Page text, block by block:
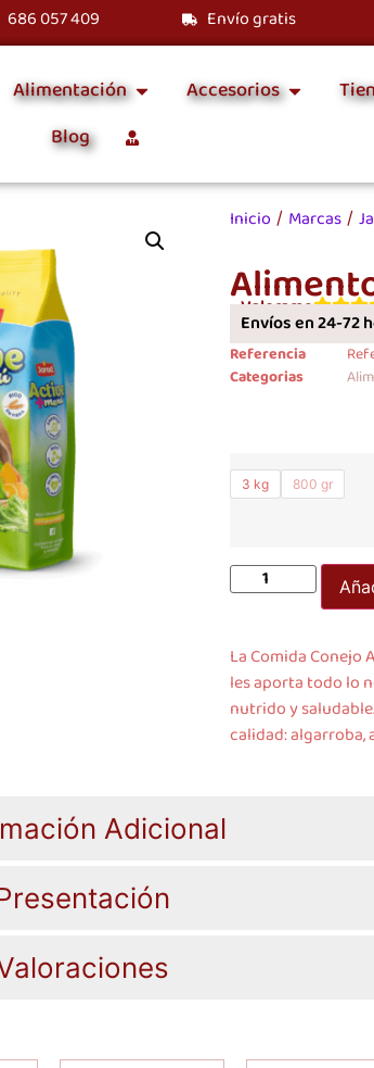
686 057 409 Envío gratis
Alimentación Accesorios
Blog
Inicio / Marcas /
Valorame
Envíos en 24-72
Referencia
Categorias
3 kg 800 gr
La Comida Conejo
les aporta todo lo
nutrido y
calidad: algarroba,
Adicional